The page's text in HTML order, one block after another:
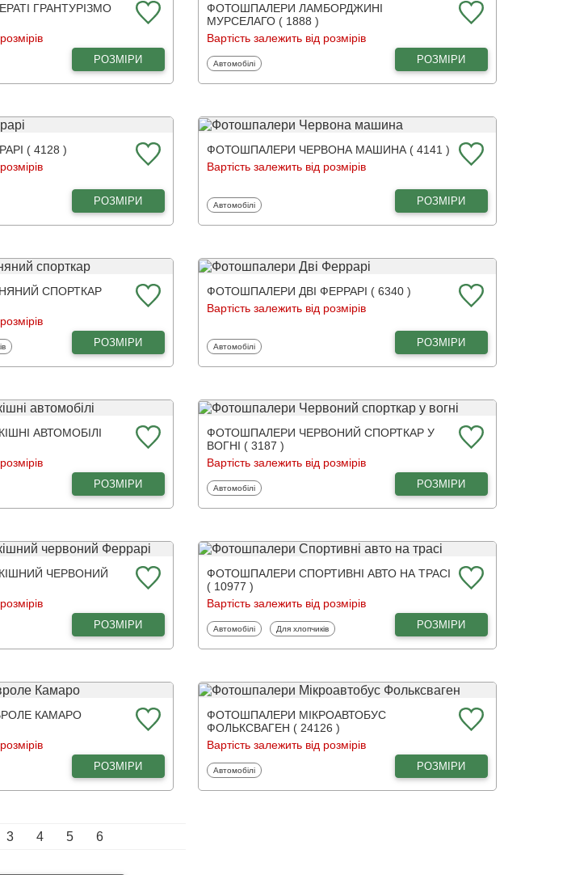
ГРАНТУРІЗМО
РОЗМІРИ
ФОТОШПАЛЕРИ ЛАМБОРДЖИНІ
МУРСЕЛАГО ( 1888 )
Вартість залежить від розмірів
Фотошпалери
Автомобілі РОЗМІРИ
( 4128 )
РОЗМІРИ
ФОТОШПАЛЕРИ ЧЕРВОНА МАШИНА ( 4141 )
Вартість залежить від розмірів
Фотошпалери
Автомобілі РОЗМІРИ
СПОРТКАР
РОЗМІРИ
ФОТОШПАЛЕРИ ДВІ ФЕРРАРІ ( 6340 )
Вартість залежить від розмірів
Фотошпалери
Автомобілі РОЗМІРИ
АВТОМОБІЛІ
РОЗМІРИ
ФОТОШПАЛЕРИ ЧЕРВОНИЙ СПОРТКАР У
ВОГНІ ( 3187 )
Вартість залежить від розмірів
Фотошпалери
Автомобілі РОЗМІРИ
ЧЕРВОНИЙ
РОЗМІРИ
ФОТОШПАЛЕРИ СПОРТИВНІ АВТО НА ТРАСІ
( 10977 )
Вартість залежить від розмірів
Фотошпалери
Автомобілі Фотошпалери
Для хлопчиків РОЗМІРИ
КАМАРО
РОЗМІРИ
ФОТОШПАЛЕРИ МІКРОАВТОБУС
ФОЛЬКСВАГЕН ( 24126 )
Вартість залежить від розмірів
Фотошпалери
Автомобілі РОЗМІРИ
3 4 5 6